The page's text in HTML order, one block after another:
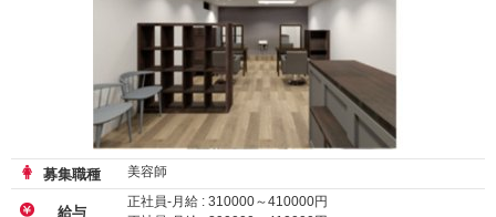
募集職種 美容師
給与
正社員-月給 : 310000～410000円